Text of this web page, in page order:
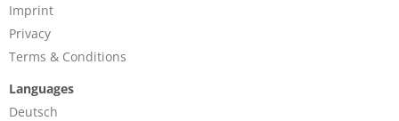
Imprint
Privacy
Terms & Conditions
Languages
Deutsch